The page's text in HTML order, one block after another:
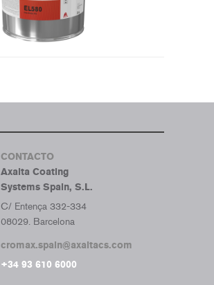
CONTACTO
Axalta Coating
Systems Spain, S.L.
C/ Entença 332-334
08029. Barcelona
cromax.spain@axaltacs.com
+34 93 610 6000